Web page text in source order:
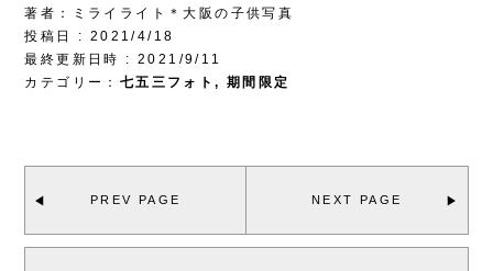
著者：ミライライト＊大阪の子供写真
投稿日 : 2021/4/18
最終更新日時 : 2021/9/11
カテゴリー： 七五三フォト,期間限定
PREV PAGE NEXT PAGE